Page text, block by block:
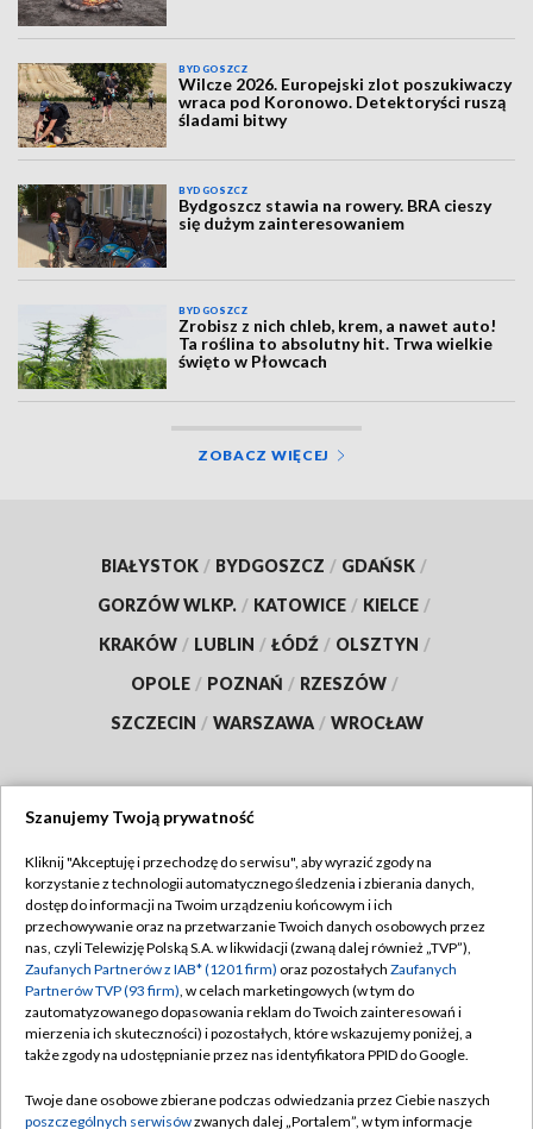
BYDGOSZCZ
Wilcze 2026. Europejski zlot poszukiwaczy
wraca pod Koronowo. Detektoryści ruszą
śladami bitwy
BYDGOSZCZ
Bydgoszcz stawia na rowery. BRA cieszy
się dużym zainteresowaniem
BYDGOSZCZ
Zrobisz z nich chleb, krem, a nawet auto!
Ta roślina to absolutny hit. Trwa wielkie
święto w Płowcach
ZOBACZ WIĘCEJ
BIAŁYSTOK / BYDGOSZCZ / GDAŃSK /
GORZÓW WLKP. / KATOWICE / KIELCE /
KRAKÓW / LUBLIN / ŁÓDŹ / OLSZTYN /
OPOLE / POZNAŃ / RZESZÓW /
SZCZECIN / WARSZAWA / WROCŁAW
TVP
Abonament TVP
Emisja w TVP
Centrum informacji TVP
Naziemna Telewizja Cyfrowa
Rada Programowa
Regulamin TVP
Polityka prywatności
Moje zgody
Pomoc
Kontakt
Szanujemy Twoją prywatność
Kliknij "Akceptuję i przechodzę do serwisu", aby wyrazić zgody na
korzystanie z technologii automatycznego śledzenia i zbierania danych,
dostęp do informacji na Twoim urządzeniu końcowym i ich
przechowywanie oraz na przetwarzanie Twoich danych osobowych przez
nas, czyli Telewizję Polską S.A. w likwidacji (zwaną dalej również „TVP”),
Zaufanych Partnerów z IAB* (1201 firm) oraz pozostałych Zaufanych
Partnerów TVP (93 firm), w celach marketingowych (w tym do
zautomatyzowanego dopasowania reklam do Twoich zainteresowań i
mierzenia ich skuteczności) i pozostałych, które wskazujemy poniżej, a
także zgody na udostępnianie przez nas identyfikatora PPID do Google.
Twoje dane osobowe zbierane podczas odwiedzania przez Ciebie naszych
poszczególnych serwisówzwanych dalej „Portalem”, w tym informacje